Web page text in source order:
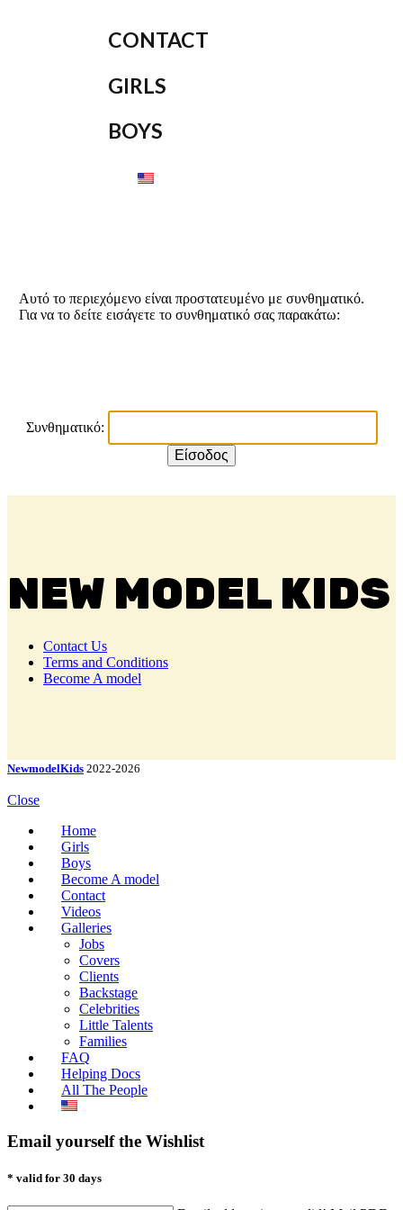
CONTACT
GIRLS
BOYS
Αυτό το περιεχόμενο είναι προστατευμένο με συνθηματικό.
Για να το δείτε εισάγετε το συνθηματικό σας παρακάτω:
Συνθηματικό:
NEW MODEL KIDS
Contact Us
Terms and Conditions
Become A model
NewmodelKids 2022-2026
Close
Home
Girls
Boys
Become A model
Contact
Videos
Galleries
Jobs
Covers
Clients
Backstage
Celebrities
Little Talents
Families
FAQ
Helping Docs
All The People
Email yourself the Wishlist
* valid for 30 days